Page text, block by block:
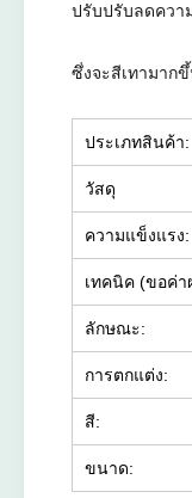
ปรับปรับลดควา
ซึ่งจะสีเทามาก
ประเภทสินค้า:
วัสดุ
ความแข็งแรง:
เทคนิค (ขอค่า
ลักษณะ:
การตกแต่ง:
สี:
ขนาด: